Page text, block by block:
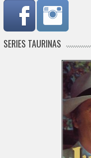
SERIES TAURINAS